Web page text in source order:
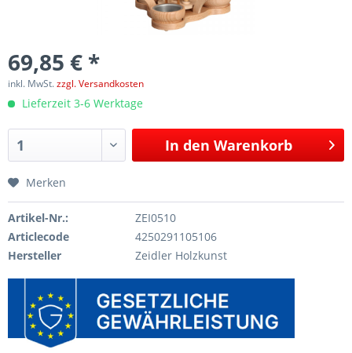
69,85 € *
inkl. MwSt.zzgl. Versandkosten
Lieferzeit 3-6 Werktage
In den Warenkorb
Merken
Artikel-Nr.:
ZEI0510
Articlecode
4250291105106
Hersteller
Zeidler Holzkunst